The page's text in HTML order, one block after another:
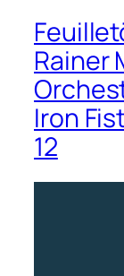
Rainer
Iron
12